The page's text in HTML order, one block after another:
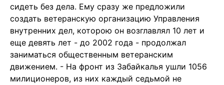
сидеть без дела. Ему сразу же предложили
создать ветеранскую организацию Управления
внутренних дел, которою он возглавлял 10 лет и
еще девять лет - до 2002 года - продолжал
заниматься общественным ветеранским
движением. - На фронт из Забайкалья ушли 1056
милиционеров, из них каждый седьмой не